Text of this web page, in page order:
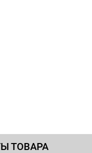
ТОВАРА